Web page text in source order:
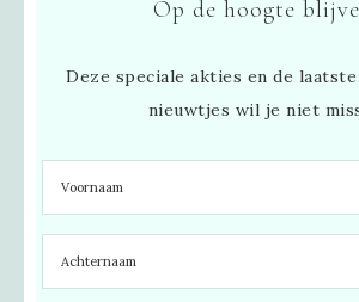
Op de hoogte
Deze speciale akties en de
nieuwtjes wil je niet